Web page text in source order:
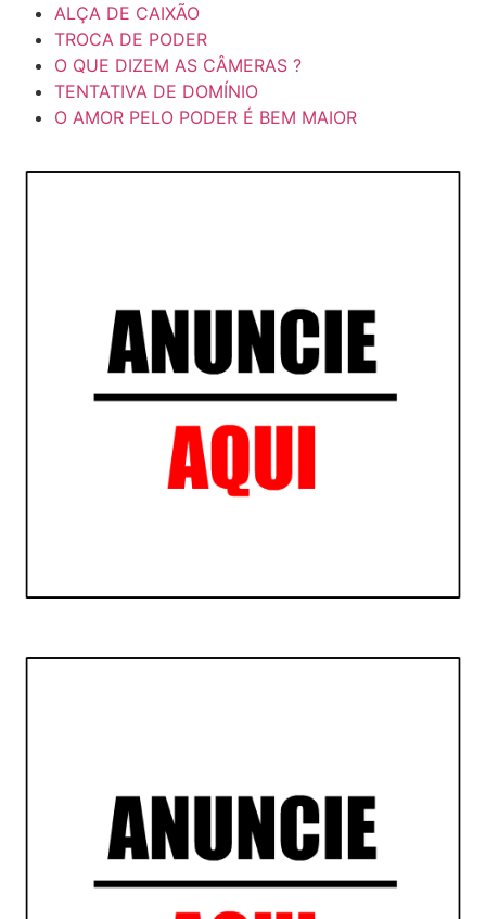
ALÇA DE CAIXÃO
TROCA DE PODER
O QUE DIZEM AS CÂMERAS ?
TENTATIVA DE DOMÍNIO
O AMOR PELO PODER É BEM MAIOR